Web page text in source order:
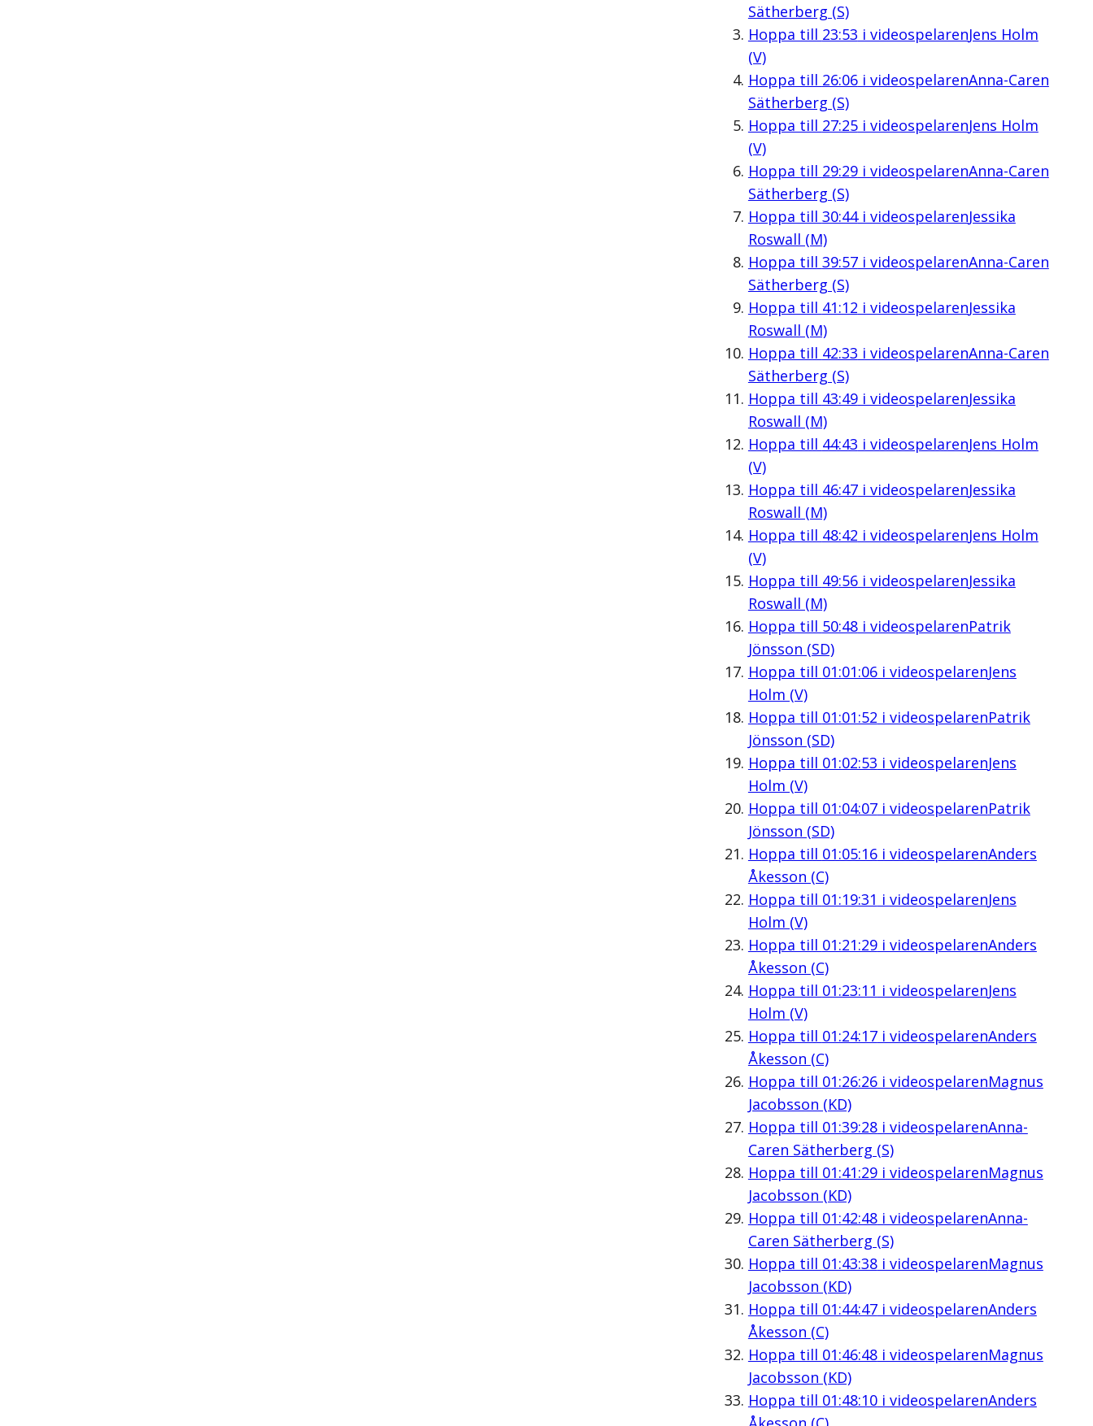
Sätherberg (S)
Hoppa till 23:53 i videospelarenJens Holm
(V)
Hoppa till 26:06i videospelarenAnna-Caren
Sätherberg (S)
Hoppa till 27:25i videospelarenJens Holm
(V)
Hoppa till 29:29i videospelarenAnna-Caren
Sätherberg (S)
Hoppa till 30:44i videospelarenJessika
Roswall (M)
Hoppa till 39:57i videospelarenAnna-Caren
Sätherberg (S)
Hoppa till 41:12 i videospelarenJessika
Roswall (M)
Hoppa till 42:33 i videospelarenAnna-Caren
Sätherberg (S)
Hoppa till 43:49i videospelarenJessika
Roswall (M)
Hoppa till 44:43 i videospelarenJens Holm
(V)
Hoppa till 46:47i videospelarenJessika
Roswall (M)
Hoppa till 48:42 i videospelarenJens Holm
(V)
Hoppa till 49:56i videospelarenJessika
Roswall (M)
Hoppa till 50:48i videospelarenPatrik
Jönsson (SD)
Hoppa till 01:01:06i videospelarenJens
Holm (V)
Hoppa till 01:01:52 i videospelarenPatrik
Jönsson (SD)
Hoppa till 01:02:53 i videospelarenJens
Holm (V)
Hoppa till 01:04:07i videospelarenPatrik
Jönsson (SD)
Hoppa till 01:05:16i videospelarenAnders
Åkesson (C)
Hoppa till 01:19:31 i videospelarenJens
Holm (V)
Hoppa till 01:21:29i videospelarenAnders
Åkesson (C)
Hoppa till 01:23:11 i videospelarenJens
Holm (V)
Hoppa till 01:24:17i videospelarenAnders
Åkesson (C)
Hoppa till 01:26:26i videospelarenMagnus
Jacobsson (KD)
Hoppa till 01:39:28i videospelarenAnna-
Caren Sätherberg (S)
Hoppa till 01:41:29i videospelarenMagnus
Jacobsson (KD)
Hoppa till 01:42:48i videospelarenAnna-
Caren Sätherberg (S)
Hoppa till 01:43:38i videospelarenMagnus
Jacobsson (KD)
Hoppa till 01:44:47i videospelarenAnders
Åkesson (C)
Hoppa till 01:46:48i videospelarenMagnus
Jacobsson (KD)
Hoppa till 01:48:10i videospelarenAnders